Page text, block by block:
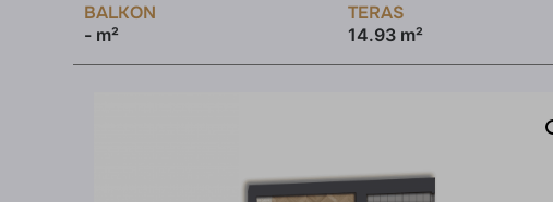
BALKON
- m²
TERAS
14.93 m²